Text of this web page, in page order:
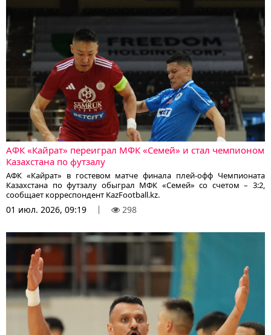
АФК «Кайрат» переиграл МФК «Семей» и стал чемпионом
Казахстана по футзалу
АФК «Кайрат» в гостевом матче финала плей-офф Чемпионата
Казахстана по футзалу обыграл МФК «Семей» со счетом – 3:2,
сообщает корреспондент KazFootball.kz.
01 июл. 2026, 09:19 298